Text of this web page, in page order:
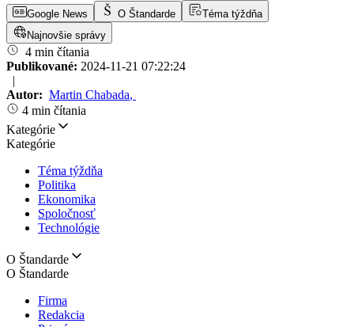
Google News O Štandarde
Téma týždňa
Najnovšie správy
4 min čítania
Publikované: 2024-11-21 07:22:24
|
Autor: Martin Chabada,
4 min čítania
Kategórie
Kategórie
Téma týždňa
Politika
Ekonomika
Spoločnosť
Technológie
O Štandarde
O Štandarde
Firma
Redakcia